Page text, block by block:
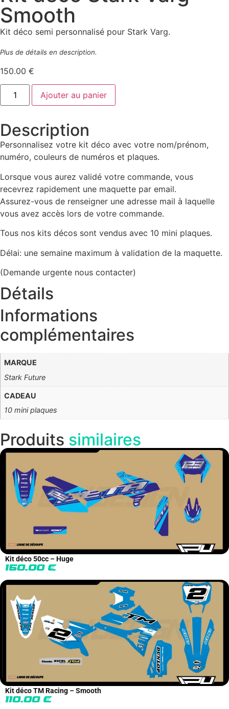
Smooth
Kit déco semi personnalisé pour Stark Varg.
Plus de détails en description.
150.00 €
Ajouter au panier
Description
Personnalisez votre kit déco avec votre nom/prénom,
numéro, couleurs de numéros et plaques.
Lorsque vous aurez validé votre commande, vous
recevrez rapidement une maquette par email.
Assurez-vous de renseigner une adresse mail à laquelle
vous avez accès lors de votre commande.
Tous nos kits décos sont vendus avec 10 mini plaques.
Délai: une semaine maximum à validation de la maquette.
(Demande urgente nous contacter)
Détails
Informations
complémentaires
MARQUE
Stark Future
CADEAU
10 mini plaques
Produits similaires
Kit déco 50cc – Huge
150.00 €
Kit déco TM Racing – Smooth
110.00 €